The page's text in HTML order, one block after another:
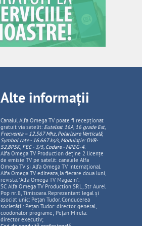
Alte informații
Canalul Alfa Omega TV poate fi recepționat
gratuit via satelit: Eutelsat 16A, 16 grade Est,
Frecventa – 12.567 Mhz, PolarizareVerticală,
Symbol rate - 16.667 ks/s, Modulație: DVB-
S2,8PSK, FEC - 3/5, Codare - MPEG-4.
Alfa Omega TV Production deține 2 licențe
de emisie TV pe satelit: canalele Alfa
Omega TV și Alfa Omega TV Internațional.
Alfa Omega TV editeaza, la fiecare doua luni,
revista: "Alfa Omega TV Magazin".
SC Alfa Omega TV Production SRL, Str Aurel
Pop nr. 8, Timisoara. Reprezentant legal și
asociat unic: Pețan Tudor. Conducerea
societății: Pețan Tudor: director general,
coodonator programe; Pețan Mirela:
director executiv;